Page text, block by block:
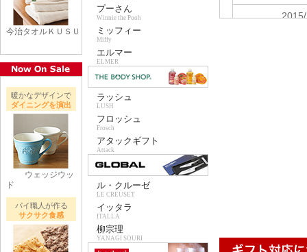
今治タオルＫＵＳＵ
暖かなデザインで
ダイニングを演出
ウェッジウッ
ド
パイ職人が作る
サクサク食感
プーさん
Winnie the Pooh
ミッフィー
Miffy
エルマー
ELMER
ラッシュ
LUSH
フロッシュ
Frosch
アタックギフト
Attack
ル・クルーゼ
LE CREUSET
イッタラ
ITALLA
柳宗理
YANAGI SOURI